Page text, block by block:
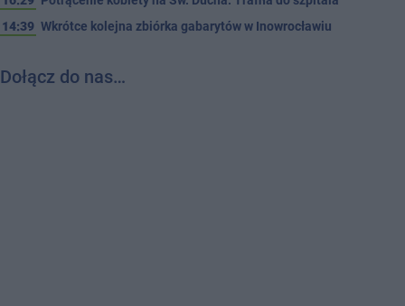
14:39 Wkrótce kolejna zbiórka gabarytów w Inowrocławiu
Dołącz do nas…